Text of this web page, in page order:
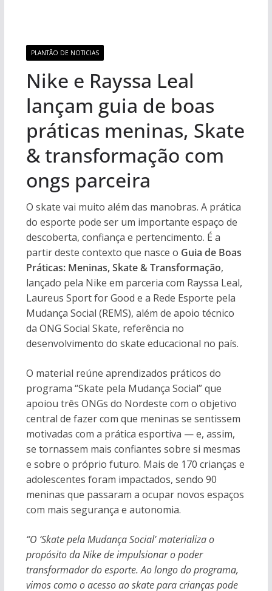
PLANTÃO DE NOTICIAS
Nike e Rayssa Leal
lançam guia de boas
práticas meninas, Skate
& transformação com
ongs parceira
O skate vai muito além das manobras. A prática
do esporte pode ser um importante espaço de
descoberta, confiança e pertencimento. É a
partir deste contexto que nasce o Guia de Boas
Práticas: Meninas, Skate & Transformação,
lançado pela Nike em parceria com Rayssa Leal,
Laureus Sport for Good e a Rede Esporte pela
Mudança Social (REMS), além de apoio técnico
da ONG Social Skate, referência no
desenvolvimento do skate educacional no país.
O material reúne aprendizados práticos do
programa “Skate pela Mudança Social” que
apoiou três ONGs do Nordeste com o objetivo
central de fazer com que meninas se sentissem
motivadas com a prática esportiva — e, assim,
se tornassem mais confiantes sobre si mesmas
e sobre o próprio futuro. Mais de 170 crianças e
adolescentes foram impactados, sendo 90
meninas que passaram a ocupar novos espaços
com mais segurança e autonomia.
“O ‘Skate pela Mudança Social’ materializa o
propósito da Nike de impulsionar o poder
transformador do esporte. Ao longo do programa,
vimos como o acesso ao skate para crianças pode